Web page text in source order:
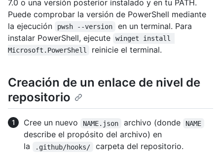
7.0 o una versión posterior instalado y en tu PATH.
Puede comprobar la versión de PowerShell mediante
la ejecución
pwsh --version
en un terminal. Para
instalar PowerShell, ejecute
winget install
Microsoft.PowerShell
reinicie el terminal.
Creación de un enlace de nivel de
repositorio
Cree un nuevo NAME.json archivo (donde NAME
describe el propósito del archivo) en
la
.github/hooks/
carpeta del repositorio.